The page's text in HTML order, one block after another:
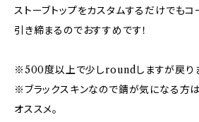
ストーブトップをカスタムするだけでもコ
引き締まるのでおすすめです！
※500度以上で少しroundしますが戻りま
※ブラックスキンなので錆が気になる方
オススメ。